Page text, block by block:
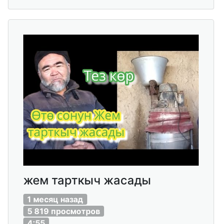
жем тарткыч жасады
1 месяц назад
5 819 просмотров